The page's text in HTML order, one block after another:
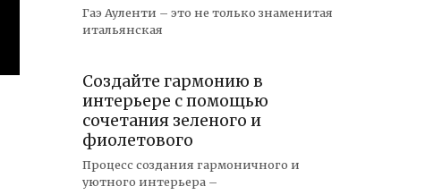
Гаэ Ауленти – это не только знаменитая
итальянская
Создайте гармонию в
интерьере с помощью
сочетания зеленого и
фиолетового
Процесс создания гармоничного и
уютного интерьера –